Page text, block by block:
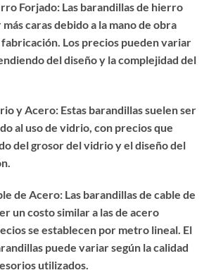
Forjado: Las barandillas de hierro
caras debido a la mano de obra
Los precios pueden variar
del diseño y la complejidad del
y Acero: Estas barandillas suelen ser
al uso de vidrio, con precios que
del grosor del vidrio y el diseño del
de Acero: Las barandillas de cable de
un costo similar a las de acero
se establecen por metro lineal. El
puede variar según la calidad
utilizados.